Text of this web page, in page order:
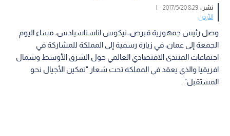
نشر :8:29 2017/5/20
|
الأردن
وصل رئيس جمهورية قبرص، نيكوس اناستاسيادس، مساء اليوم
الجمعة إلى عمان، في زيارة رسمية إلى المملكة للمشاركة في
اجتماعات المنتدى الاقتصادي العالمي حول الشرق الأوسط وشمال
افريقيا والذي يعقد في المملكة تحت شعار "تمكين الأجيال نحو
المستقبل" .